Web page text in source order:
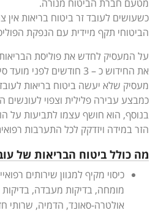
מטעם חברת הביטוח מנורה.
כשעושים לעובד זר ביטוח בריאות אין
הביטוחי תקף מיידית עם הנפקת
על המעסיק לחדש את פוליסת
את החידוש כ – 3 חודשים לפני מועד סיומה.
מעסיק שלא יעשה ביטוח בריאות
כמבצע עבירה פלילית וצפוי לעונשים
בנוסף, הוא חושף עצמו לתביעות על
הזר במידה ויזדקק לכל התערבות
מה כולל ביטוח הבריאות של
כיסוי מקיף למגוון שירותים
מומחה, בדיקות מעבדה, בדיקות
אולטרה-סאונד, הדמיה, שרותי